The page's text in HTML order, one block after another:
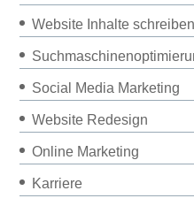
Website Inhalte schreiben
Social Media Marketing
Website Redesign
Online Marketing
Karriere